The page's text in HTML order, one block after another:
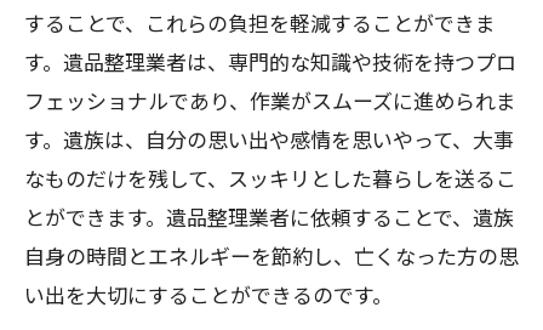
することで、これらの負担を軽減することができま
す。遺品整理業者は、専門的な知識や技術を持つプロ
フェッショナルであり、作業がスムーズに進められま
す。遺族は、自分の思い出や感情を思いやって、大事
なものだけを残して、スッキリとした暮らしを送るこ
とができます。遺品整理業者に依頼することで、遺族
自身の時間とエネルギーを節約し、亡くなった方の思
い出を大切にすることができるのです。